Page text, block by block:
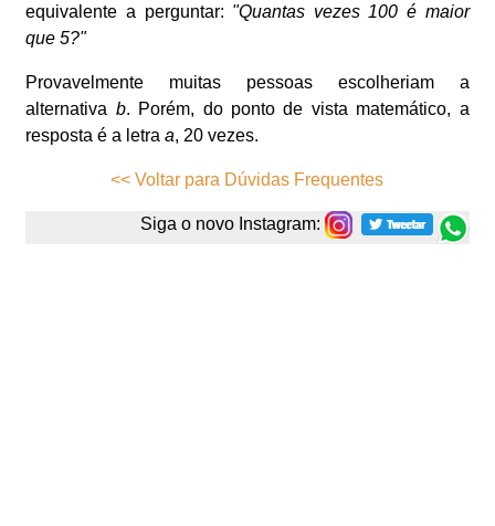
equivalente a perguntar: "Quantas vezes 100 é maior
que 5?"
Provavelmente muitas pessoas escolheriam a
alternativa b. Porém, do ponto de vista matemático, a
resposta é a letraa, 20 vezes.
<< Voltar para Dúvidas Frequentes
Siga o novo Instagram: